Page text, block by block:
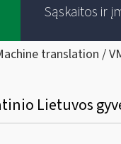
Sąskaitos ir
translation /